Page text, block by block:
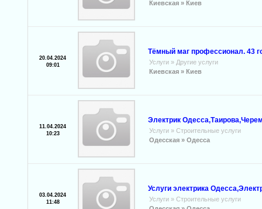
Киевская » Киев
20.04.2024
09:01
Тёмный маг профессионал. 43
Услуги » Другие услуги
Киевская » Киев
11.04.2024
10:23
Электрик
Услуги » Строительные услуги
Одесская » Одесса
03.04.2024
11:48
Услуги электрика
Услуги » Строительные услуги